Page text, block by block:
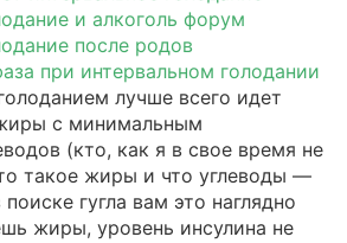
и алкоголь форум
после родов
при интервальном голодании
лучше всего идет
с минимальным
(кто, как я в свое время не
такое жиры и что углеводы —
гугла вам это наглядно
жиры, уровень инсулина не